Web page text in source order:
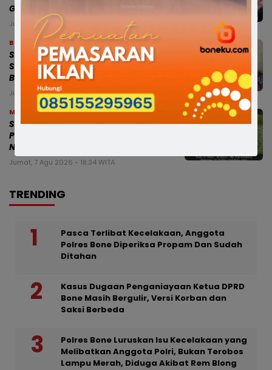
Generasi Berakhlak dan Berdaya Saing
Jumat, 7 Agu 2026 - 18:44 WITA
Bone
Satlantas Polres Bone Fasilitasi
Santunan Jasa Raharja bagi Keluarga
Balita Korban Kecelakaan
Jumat, 7 Agu 2026 - 18:40 WITA
Makassar
Sekjen APDESI Apresiasi Program MYP
Pemprov Sulsel, Sebut Berdampak
Nyata bagi Desa
Jumat, 7 Agu 2026 - 18:34 WITA
TRENDING
Pasca Terlibat Kecelakaan, Anggota
Polres Bone Diperiksa Propam Dan Sudah
Ditahan
Kasus Dugaan Penganiayaan Ketua DPRD
Bone Masih Bergulir, Versi Korban dan
Saksi Berbeda
Polres Bone Luruskan Isu Kecelakaan yang
Melibatkan Anggota Polri, Bukan Terobos
Lampu Merah, Diduga Akibat Rem Blong